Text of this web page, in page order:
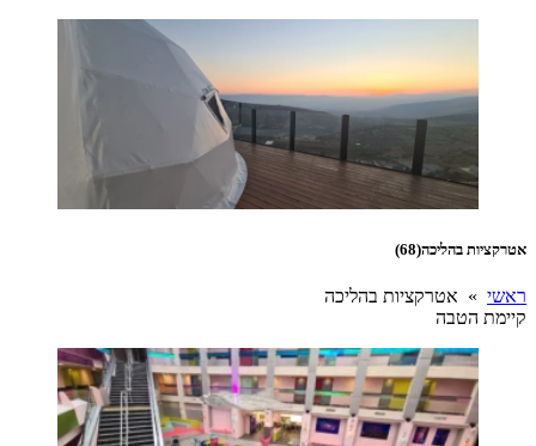
אטרקציות בהליכה(68)
ראשי » אטרקציות בהליכה
קיימת הטבה